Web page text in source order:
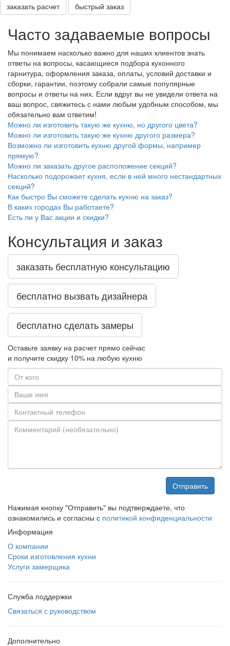
заказать расчет
быстрый заказ
Часто задаваемые вопросы
Мы понимаем насколько важно для наших клиентов знать
ответы на вопросы, касающиеся подбора кухонного
гарнитура, оформления заказа, оплаты, условий доставки и
сборки, гарантии, поэтому собрали самые популярные
вопросы и ответы на них. Если вдруг вы не увидели ответа на
ваш вопрос, свяжитесь с нами любым удобным способом, мы
обязательно вам ответим!
Можно ли изготовить такую же кухню, но другого цвета?
Можно ли изготовить такую же кухню другого размера?
Возможно ли изготовить кухню другой формы, например
прямую?
Можно ли заказать другое расположение секций?
Насколько подорожает кухня, если в ней много нестандартных
секций?
Как быстро Вы сможете сделать кухню на заказ?
В каких городах Вы работаете?
Есть ли у Вас акции и скидки?
Консультация и заказ
заказать бесплатную консультацию
бесплатно вызвать дизайнера
бесплатно сделать замеры
Оставьте заявку на расчет прямо сейчас
и получите скидку 10% на любую кухню
Отправить
Нажимая кнопку "Отправить" вы подтверждаете, что
ознакомились и согласны с политикой конфиденциальности
Информация
О компании
Сроки изготовления кухни
Услуги замерщика
Служба поддержки
Связаться с руководством
Дополнительно